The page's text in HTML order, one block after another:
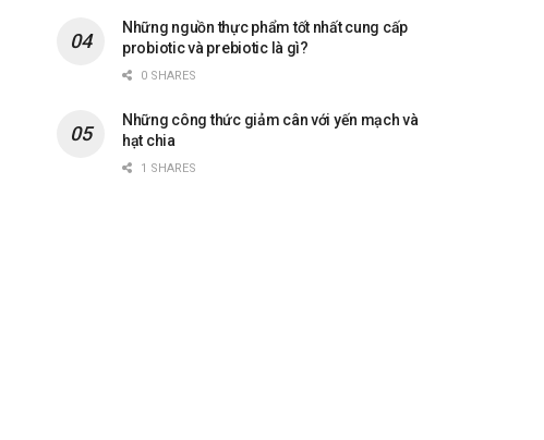
Những nguồn thực phẩm tốt nhất cung cấp
probiotic và prebiotic là gì?
0 SHARES
Những công thức giảm cân với yến mạch và
hạt chia
1 SHARES